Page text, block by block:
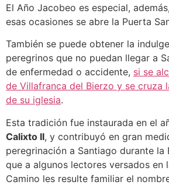
El Año Jacobeo es especial,
esas ocasiones se abre la Puerta
También se puede obtener la
peregrinos que no puedan llegar a
de enfermedad o accidente, si se
de Villafranca del Bierzo y se cruza
de su iglesia.
Esta tradición fue instaurada en el
Calixto II, y contribuyó en gran
peregrinación a Santiago durante la
que a algunos lectores versados en
Camino les resulte familiar el